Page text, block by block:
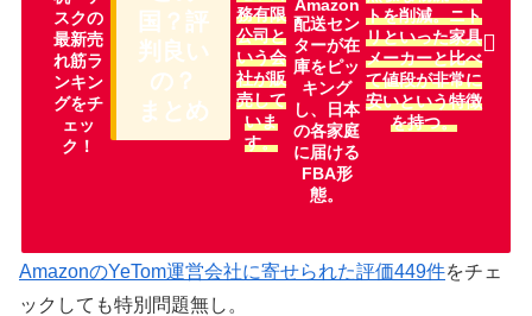
スクの
最新売
れ筋ラ
ンキン
グをチ
ェッ
ク！
国？評
判良い
の？
まとめ
務有限
公司と
いう会
社が販
売して
いま
す。
Amazon
配送セン
ターが在
庫をピッ
キング
し、日本
の各家庭
に届ける
FBA形
態。
トを削減。ニト
リといった家具
メーカーと比べ
て値段が非常に
安いという特徴
を持つ。
AmazonのYeTom運営会社に寄せられた評価449件をチェ
ックしても特別問題無し。